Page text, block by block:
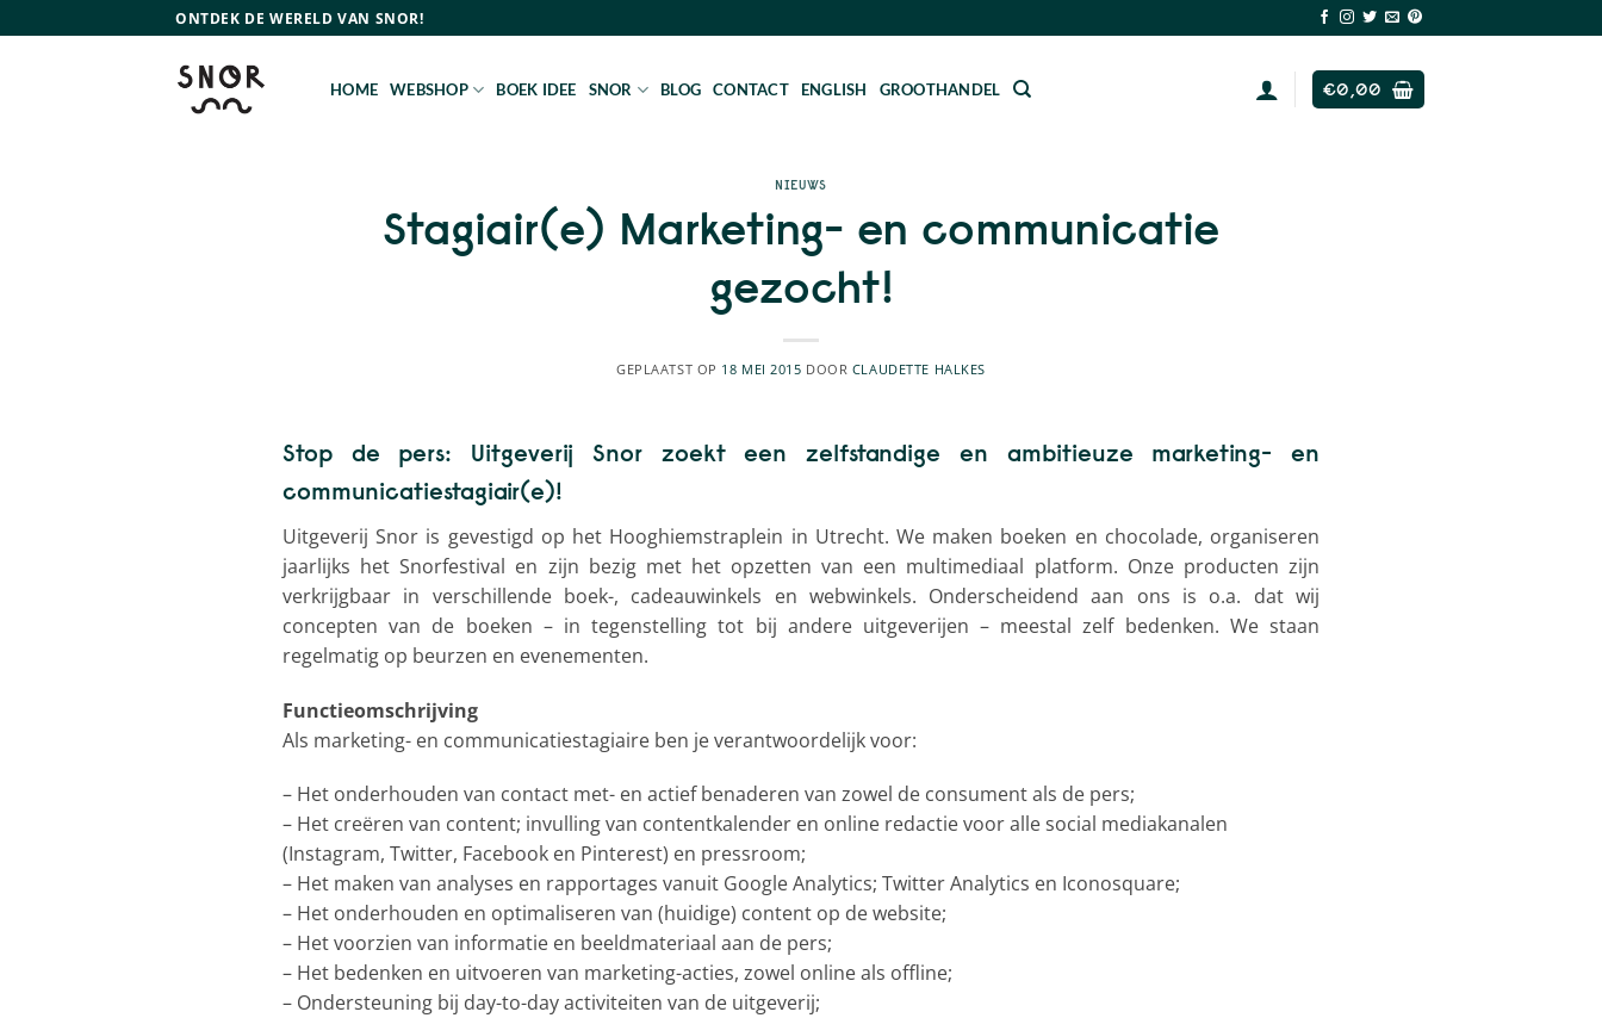
naar
ONTDEK DE WERELD VAN SNOR!
HOME WEBSHOP BOEK IDEE SNOR BLOG CONTACT ENGLISH GROOTHANDEL €0,00
NIEUWS
Stagiair(e) Marketing- en communicatie
gezocht!
GEPLAATST OP 18 MEI 2015 DOOR CLAUDETTE HALKES
Stop de pers: Uitgeverij Snor zoekt een zelfstandige en ambitieuze marketing- en
communicatiestagiair(e)!
Uitgeverij Snor is gevestigd op het Hooghiemstraplein in Utrecht. We maken boeken en chocolade, organiseren
jaarlijks het Snorfestival en zijn bezig met het opzetten van een multimediaal platform. Onze producten zijn
verkrijgbaar in verschillende boek-, cadeauwinkels en webwinkels. Onderscheidend aan ons is o.a. dat wij
concepten van de boeken – in tegenstelling tot bij andere uitgeverijen – meestal zelf bedenken. We staan
regelmatig op beurzen en evenementen.
Functieomschrijving
Als marketing- en communicatiestagiaire ben je verantwoordelijk voor:
– Het onderhouden van contact met- en actief benaderen van zowel de consument als de pers;
– Het creëren van content; invulling van contentkalender en online redactie voor alle social mediakanalen
(Instagram, Twitter, Facebook en Pinterest) en pressroom;
– Het maken van analyses en rapportages vanuit Google Analytics; Twitter Analytics en Iconosquare;
– Het onderhouden en optimaliseren van (huidige) content op de website;
– Het voorzien van informatie en beeldmateriaal aan de pers;
– Het bedenken en uitvoeren van marketing-acties, zowel online als offline;
– Ondersteuning bij day-to-day activiteiten van de uitgeverij;